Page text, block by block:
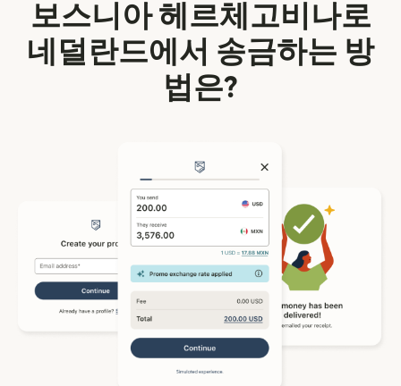
보스니아 헤르체고비나로
네덜란드에서 송금하는 방
법은?